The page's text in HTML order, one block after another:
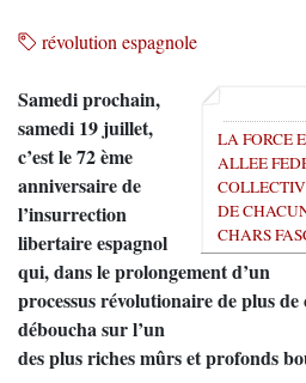
révolution espagnole
LA FORCE
ALLEE
DE
CHARS
Samedi prochain,
samedi 19 juillet,
c’est le 72 ème
anniversaire de
l’insurrection
libertaire espagnol
qui, dans le prolongement d’un
processus révolutionaire de plus de
déboucha sur l’un
des plus riches mûrs et profonds